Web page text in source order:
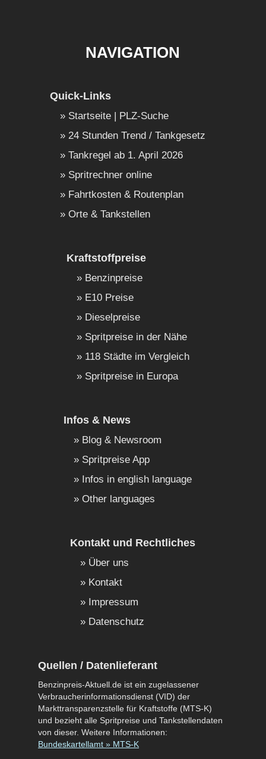
NAVIGATION
Quick-Links
Startseite | PLZ-Suche
24 Stunden Trend / Tankgesetz
Tankregel ab 1. April 2026
Spritrechner online
Fahrtkosten & Routenplan
Orte & Tankstellen
Kraftstoffpreise
Benzinpreise
E10 Preise
Dieselpreise
Spritpreise in der Nähe
118 Städte im Vergleich
Spritpreise in Europa
Infos & News
Blog & Newsroom
Spritpreise App
Infos in english language
Other languages
Kontakt und Rechtliches
Über uns
Kontakt
Impressum
Datenschutz
Quellen / Datenlieferant
Benzinpreis-Aktuell.de ist ein zugelassener
Verbraucherinformationsdienst (VID) der
Markttransparenzstelle für Kraftstoffe (MTS-K)
und bezieht alle Spritpreise und Tankstellendaten
von dieser. Weitere Informationen:
Bundeskartellamt » MTS-K